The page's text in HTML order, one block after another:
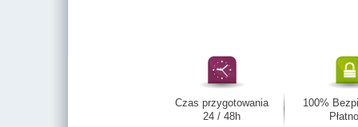
Czas przygotowania
24 / 48h
100%